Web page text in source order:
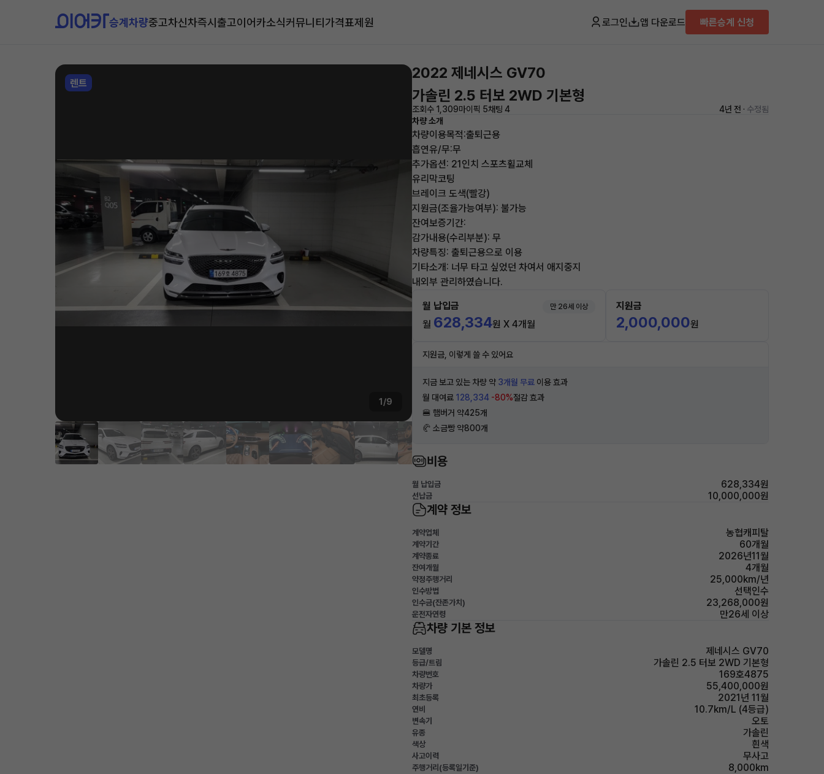
승계차량중고차신차즉시출고이어카소식커뮤니티가격표제원 로그인 앱 다운로드 빠른승계 신청
렌트
1/9
2022 제네시스 GV70
가솔린 2.5 터보 2WD 기본형
조회수 1,309마이픽 5채팅 4 4년 전 · 수정됨
차량 소개
차량이용목적:출퇴근용
흡연유/무:무
추가옵션: 21인치 스포츠휠교체
유리막코팅
브레이크 도색(빨강)
지원금(조율가능여부): 불가능
잔여보증기간:
감가내용(수리부분): 무
차량특징: 출퇴근용으로 이용
기타소개: 너무 타고 싶었던 차여서 애지중지
내외부 관리하였습니다.
월 납입금 만 26세 이상
월 628,334원 X 4개월
지원금
2,000,000원
지원금, 이렇게 쓸 수 있어요
지금 보고 있는 차량 약 3개월 무료 이용 효과
월 대여료 128,334 -80%절감 효과
🍔 햄버거 약425개
🥐 소금빵 약800개
비용
월 납입금 628,334원
선납금 10,000,000원
계약 정보
계약업체 농협캐피탈
계약기간 60개월
계약종료 2026년11월
잔여개월 4개월
약정주행거리 25,000km/년
인수방법 선택인수
인수금(잔존가치) 23,268,000원
운전자연령 만26세 이상
차량 기본 정보
모델명 제네시스 GV70
등급/트림 가솔린 2.5 터보 2WD 기본형
차량번호 169호4875
차량가 55,400,000원
최초등록 2021년 11월
연비 10.7km/L (4등급)
변속기 오토
유종 가솔린
색상 흰색
사고이력 무사고
주행거리(등록일기준) 8,000km